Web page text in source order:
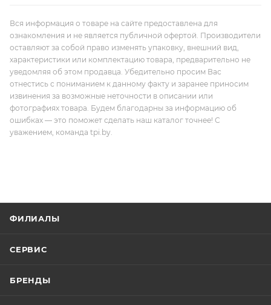
Вся информация о товаре на сайте предоставлена для
ознакомления и не является публичной офертой. Производители
оставляют за собой право изменять упаковку, внешний вид,
характеристики или комплектацию товара, предварительно не
уведомляя об этом продавца. Убедительно просим Вас
отнестись с пониманием к данному факту и заранее приносим
извинения за возможные неточности в описании или
фотографиях товара. Будем благодарны за информацию об
ошибках — это поможет сделать наш каталог точнее! С
уважением, команда tpi.by.
ФИЛИАЛЫ
СЕРВИС
БРЕНДЫ